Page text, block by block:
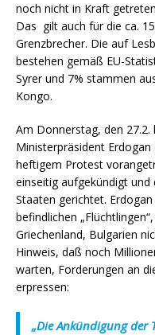
noch nicht in Kraft
Das gilt auch für die ca.
Grenzbrecher. Die auf
bestehen gemäß EU-
Syrer und 7% stammen
Kongo.
Am Donnerstag, den
Ministerpräsident
heftigem Protest
einseitig aufgekündigt und
Staaten gerichtet.
befindlichen
Griechenland, Bulgarien
Hinweis, daß noch
warten, Forderungen an
erpressen:
„Die Ankündigung der